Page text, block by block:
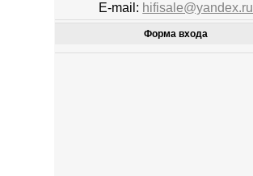
E-mail: hifisale@yandex.ru
Форма входа